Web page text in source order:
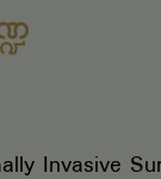
Invasive